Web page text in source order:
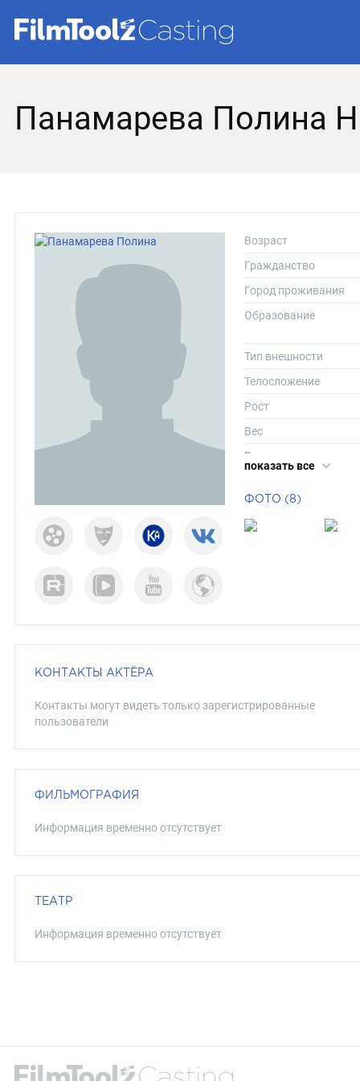
Панамарева Полина
Возраст
Гражданство
Город проживания
Образование
Тип внешности
Телосложение
Рост
Вес
Размер одежды
Длина волос
Цвет волос
показать все
ФОТО (8)
КОНТАКТЫ АКТЁРА
Контакты могут видеть только зарегистрированные
пользователи
ФИЛЬМОГРАФИЯ
Информация временно отсутствует
ТЕАТР
Информация временно отсутствует